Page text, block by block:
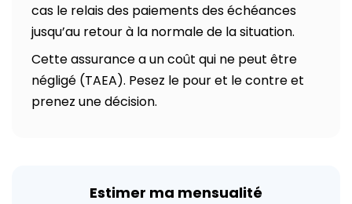
cas le relais des paiements des échéances
jusqu’au retour à la normale de la situation.
Cette assurance a un coût qui ne peut être
négligé (TAEA). Pesez le pour et le contre et
prenez une décision.
Estimer ma mensualité